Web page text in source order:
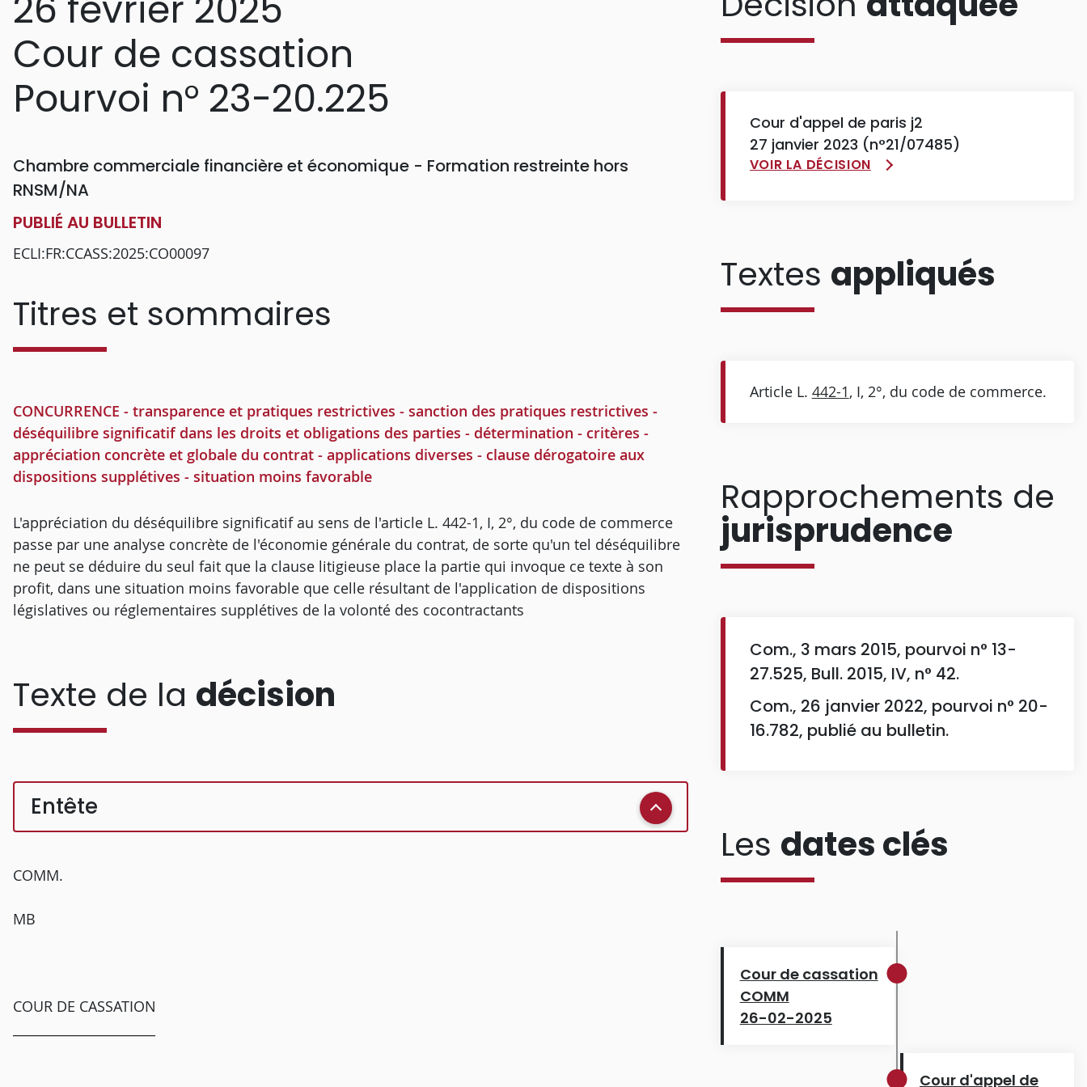
Cour de cassation
Pourvoi n° 23-20.225
Chambre commerciale financière et économique - Formation restreinte hors
RNSM/NA
PUBLIÉ AU BULLETIN
ECLI:FR:CCASS:2025:CO00097
Titres et sommaires
CONCURRENCE - transparence et pratiques restrictives - sanction des pratiques restrictives -
déséquilibre significatif dans les droits et obligations des parties - détermination - critères -
appréciation concrète et globale du contrat - applications diverses - clause dérogatoire aux
dispositions supplétives - situation moins favorable
L'appréciation du déséquilibre significatif au sens de l'article L. 442-1, I, 2°, du code de commerce
passe par une analyse concrète de l'économie générale du contrat, de sorte qu'un tel déséquilibre
ne peut se déduire du seul fait que la clause litigieuse place la partie qui invoque ce texte à son
profit, dans une situation moins favorable que celle résultant de l'application de dispositions
législatives ou réglementaires supplétives de la volonté des cocontractants
Texte de la décision
Entête
COMM.
MB
COUR DE CASSATION
Cour d'appel de paris j2
27 janvier 2023 (n°21/07485)
VOIR LA DÉCISION
Textes appliqués
Article L. 442-1, I, 2°, du code de commerce.
Rapprochements de
jurisprudence
Com., 3 mars 2015, pourvoi n° 13-
27.525, Bull. 2015, IV, n° 42.
Com., 26 janvier 2022, pourvoi n° 20-
16.782, publié au bulletin.
Les dates clés
Cour de cassation
COMM
26-02-2025
Cour d'appel de